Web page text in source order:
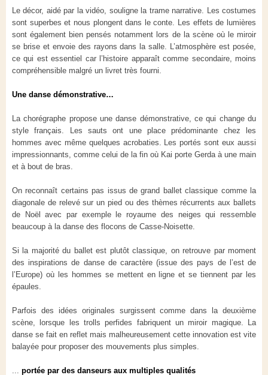
Le décor, aidé par la vidéo, souligne la trame narrative. Les costumes
sont superbes et nous plongent dans le conte. Les effets de lumières
sont également bien pensés notamment lors de la scène où le miroir
se brise et envoie des rayons dans la salle. L’atmosphère est posée,
ce qui est essentiel car l’histoire apparaît comme secondaire, moins
compréhensible malgré un livret très fourni.
Une danse démonstrative…
La chorégraphe propose une danse démonstrative, ce qui change du
style français. Les sauts ont une place prédominante chez les
hommes avec même quelques acrobaties. Les portés sont eux aussi
impressionnants, comme celui de la fin où Kai porte Gerda à une main
et à bout de bras.
On reconnaît certains pas issus de grand ballet classique comme la
diagonale de relevé sur un pied ou des thèmes récurrents aux ballets
de Noël avec par exemple le royaume des neiges qui ressemble
beaucoup à la danse des flocons de Casse-Noisette.
Si la majorité du ballet est plutôt classique, on retrouve par moment
des inspirations de danse de caractère (issue des pays de l’est de
l’Europe) où les hommes se mettent en ligne et se tiennent par les
épaules.
Parfois des idées originales surgissent comme dans la deuxième
scène, lorsque les trolls perfides fabriquent un miroir magique. La
danse se fait en reflet mais malheureusement cette innovation est vite
balayée pour proposer des mouvements plus simples.
... portée par des danseurs aux multiples qualités